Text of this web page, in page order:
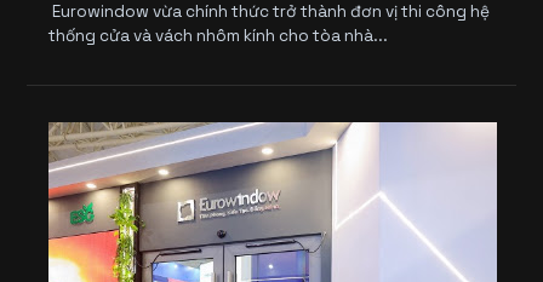
Eurowindow vừa chính thức trở thành đơn vị thi công hệ
thống cửa và vách nhôm kính cho tòa nhà...